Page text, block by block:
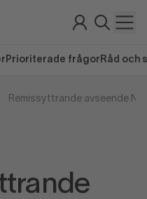
Prioriterade frågor Råd och